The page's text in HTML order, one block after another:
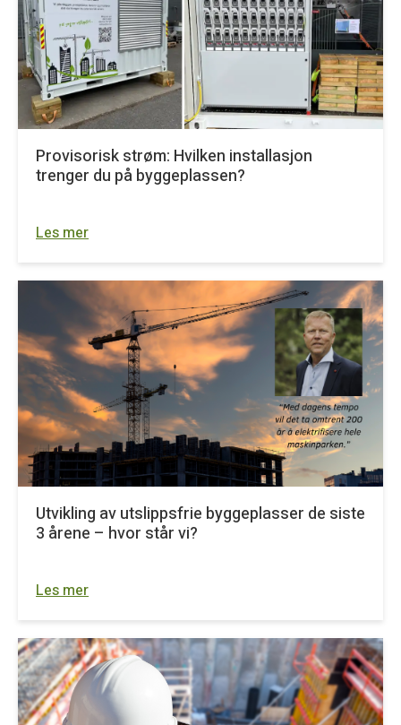
Provisorisk strøm: Hvilken installasjon
trenger du på byggeplassen?
Les mer
Utvikling av utslippsfrie byggeplasser de siste
3 årene – hvor står vi?
Les mer